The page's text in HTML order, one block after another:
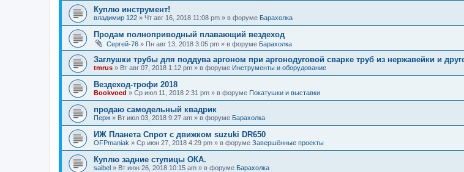
Куплю инструмент!
владимир 122 » Чт авг 16, 2018 11:08 pm » в форуме Барахолка
Продам полноприводный плавающий вездеход
Сергей-76 » Пн авг 13, 2018 3:05 pm » в форуме Барахолка
Заглушки трубы для поддува аргоном при аргонодуговой сварке труб из нержавейки и
tmrus » Вт авг 07, 2018 1:12 pm » в форуме Инструменты и оборудование
Вездеход-трофи 2018
Bookvoed » Ср июл 11, 2018 2:31 pm » в форуме Покатушки и выставки
продаю самодельный квадрик
Перж » Вт июл 03, 2018 9:27 am » в форуме Барахолка
ИЖ Планета Спрот с движком suzuki DR650
OFPmaniak » Ср июн 27, 2018 4:29 pm » в форуме Завершённые проекты
Куплю задние ступицы ОКА.
saibel » Вт июн 26, 2018 10:15 am » в форуме Барахолка